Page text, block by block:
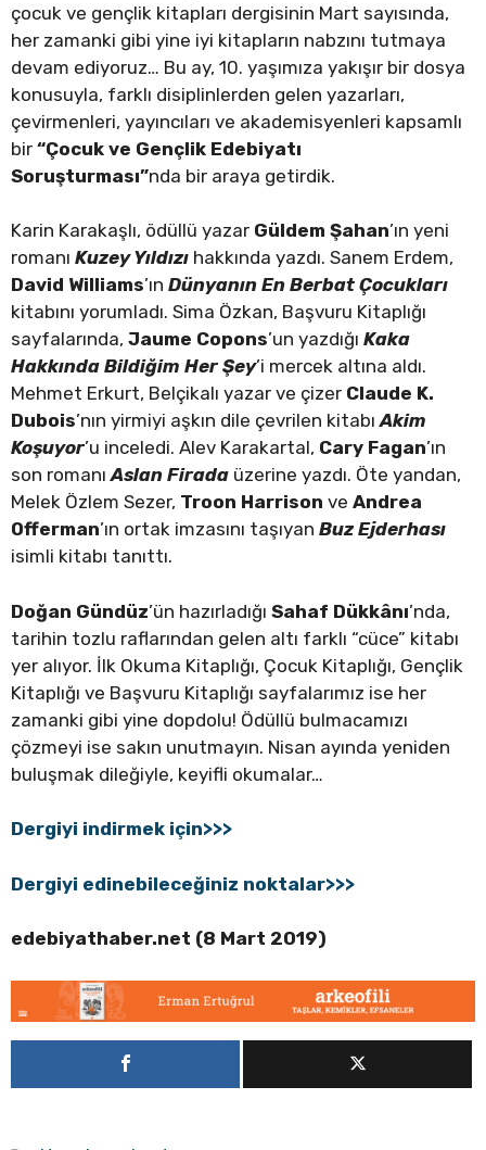
çocuk ve gençlik kitapları dergisinin Mart sayısında,
her zamanki gibi yine iyi kitapların nabzını tutmaya
devam ediyoruz… Bu ay, 10. yaşımıza yakışır bir dosya
konusuyla, farklı disiplinlerden gelen yazarları,
çevirmenleri, yayıncıları ve akademisyenleri kapsamlı
bir “Çocuk ve Gençlik Edebiyatı
Soruşturması”nda bir araya getirdik.
Karin Karakaşlı, ödüllü yazar Güldem Şahan’ın yeni
romanı Kuzey Yıldızı hakkında yazdı. Sanem Erdem,
David Williams’ın Dünyanın En Berbat Çocukları
kitabını yorumladı. Sima Özkan, Başvuru Kitaplığı
sayfalarında, Jaume Copons’un yazdığı Kaka
Hakkında Bildiğim Her Şey’i mercek altına aldı.
Mehmet Erkurt, Belçikalı yazar ve çizer Claude K.
Dubois’nın yirmiyi aşkın dile çevrilen kitabıAkim
Koşuyor’u inceledi. Alev Karakartal, Cary Fagan’ın
son romanıAslan Firada üzerine yazdı. Öte yandan,
Melek Özlem Sezer, Troon Harrison ve Andrea
Offerman’ın ortak imzasını taşıyan Buz Ejderhası
isimli kitabı tanıttı.
Doğan Gündüz’ün hazırladığı Sahaf Dükkânı’nda,
tarihin tozlu raflarından gelen altı farklı “cüce” kitabı
yer alıyor. İlk Okuma Kitaplığı, Çocuk Kitaplığı, Gençlik
Kitaplığı ve Başvuru Kitaplığı sayfalarımız ise her
zamanki gibi yine dopdolu! Ödüllü bulmacamızı
çözmeyi ise sakın unutmayın. Nisan ayında yeniden
buluşmak dileğiyle, keyifli okumalar…
Dergiyi indirmek için>>>
Dergiyi edinebileceğiniz noktalar>>>
edebiyathaber.net (8 Mart 2019)